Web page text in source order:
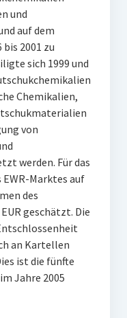
und
auf dem
2001 zu
sich 1999 und
Chemikalien,
von
werden. Für das
EWR-Marktes auf
des
geschätzt. Die
an Kartellen
ist die fünfte
Jahre 2005